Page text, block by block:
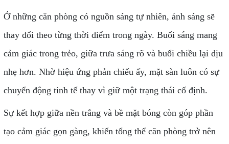
Ở những căn phòng có nguồn sáng tự nhiên, ánh sáng sẽ
thay đổi theo từng thời điểm trong ngày. Buổi sáng mang
cảm giác trong trẻo, giữa trưa sáng rõ và buổi chiều lại dịu
nhẹ hơn. Nhờ hiệu ứng phản chiếu ấy, mặt sàn luôn có sự
chuyển động tinh tế thay vì giữ một trạng thái cố định.
Sự kết hợp giữa nền trắng và bề mặt bóng còn góp phần
tạo cảm giác gọn gàng, khiến tổng thể căn phòng trở nên